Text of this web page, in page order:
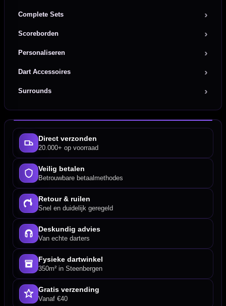
Complete Sets
Scoreborden
Personaliseren
Dart Accessoires
Surrounds
Direct verzonden
20.000+ op voorraad
Veilig betalen
Betrouwbare betaalmethodes
Retour & ruilen
Snel en duidelijk geregeld
Deskundig advies
Van echte darters
Fysieke dartwinkel
350m² in Steenbergen
Gratis verzending
Vanaf €40